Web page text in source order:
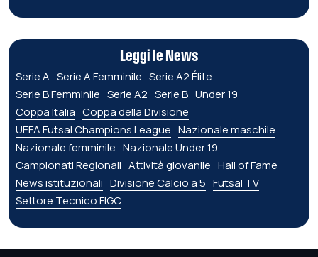
Leggi le News
Serie A Serie A Femminile Serie A2 Élite
Serie B Femminile Serie A2 Serie B Under 19
Coppa Italia Coppa della Divisione
UEFA Futsal Champions League Nazionale maschile
Nazionale femminile Nazionale Under 19
Campionati Regionali Attività giovanile Hall of Fame
News istituzionali Divisione Calcio a 5 Futsal TV
Settore Tecnico FIGC